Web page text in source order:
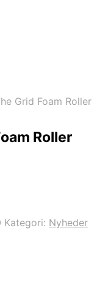
Grid Foam Roller
Roller
Kategori: Nyheder